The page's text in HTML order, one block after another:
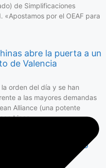
de Simplificaciones
«Apostamos por el OEAF para
abre la puerta a un
de Valencia
orden del día y se han
a las mayores demandas
Alliance (una potente
Lines,
en Brasil como